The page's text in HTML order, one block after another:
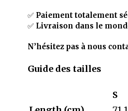
✅ Paiement totalement
✅ Livraison dans le
N’hésitez pas à nous
Guide des tailles
S